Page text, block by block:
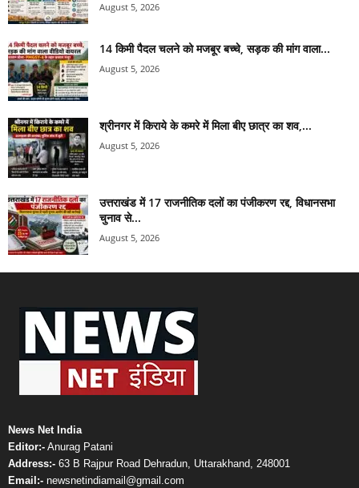
August 5, 2026
14 किमी पैदल चलने को मजबूर बच्चे, सड़क की मांग वाला...
August 5, 2026
श्रीनगर में किराये के कमरे में मिला बीए छात्र का शव,...
August 5, 2026
उत्तराखंड में 17 राजनीतिक दलों का पंजीकरण रद्द, विधानसभा
चुनाव से...
August 5, 2026
News Net India
Editor:- Anurag Patani
Address:- 63 B Rajpur Road Dehradun, Uttarakhand, 248001
Email:- newsnetindiamail@gmail.com